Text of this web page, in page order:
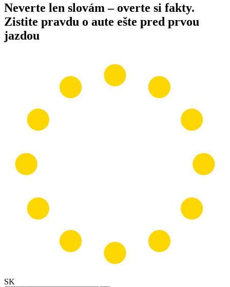
Neverte len slovám – overte si fakty.
Zistite pravdu o aute ešte pred prvou
jazdou
SK